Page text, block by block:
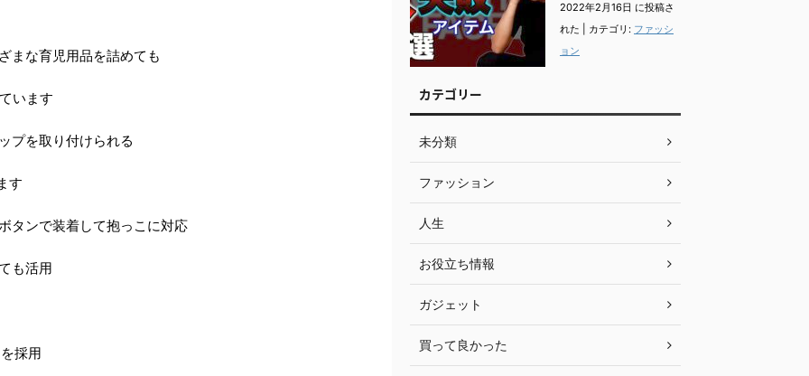
まな育児用品を詰めても
います
プを取り付けられる
す
タンで装着して抱っこに対応
も活用
採用
2022年2月16日 に投稿さ
れた
カテゴリ: ファッシ
ョン
カテゴリー
未分類
ファッション
人生
お役立ち情報
ガジェット
買って良かった